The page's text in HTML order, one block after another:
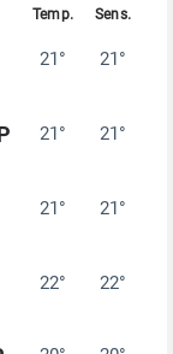
21° 21°
21° 21°
21° 21°
22° 22°